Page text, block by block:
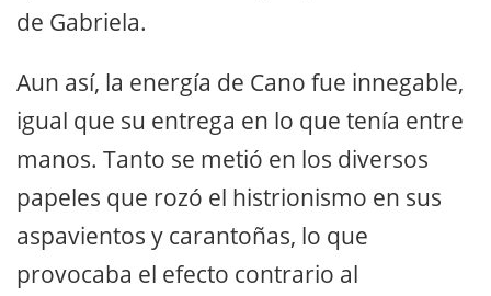
de Gabriela.
Aun así, la energía de Cano fue innegable,
igual que su entrega en lo que tenía entre
manos. Tanto se metió en los diversos
papeles que rozó el histrionismo en sus
aspavientos y carantoñas, lo que
provocaba el efecto contrario al